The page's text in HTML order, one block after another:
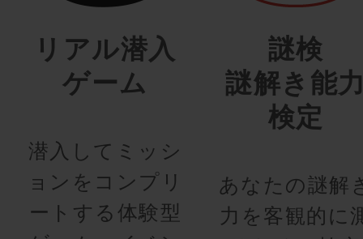
リアル潜入
ゲーム
潜入してミッシ
ョンをコンプリ
ートする体験型
謎検
謎解き能
検定
あなたの謎解
力を客観的に